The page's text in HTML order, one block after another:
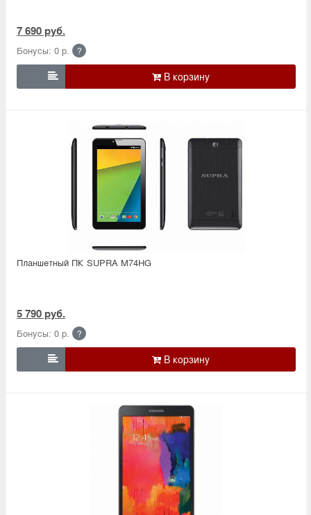
7 690 руб.
Бонусы: 0 р. ?

Планшетный ПК SUPRA M74HG
5 790 руб.
Бонусы: 0 р. ?
